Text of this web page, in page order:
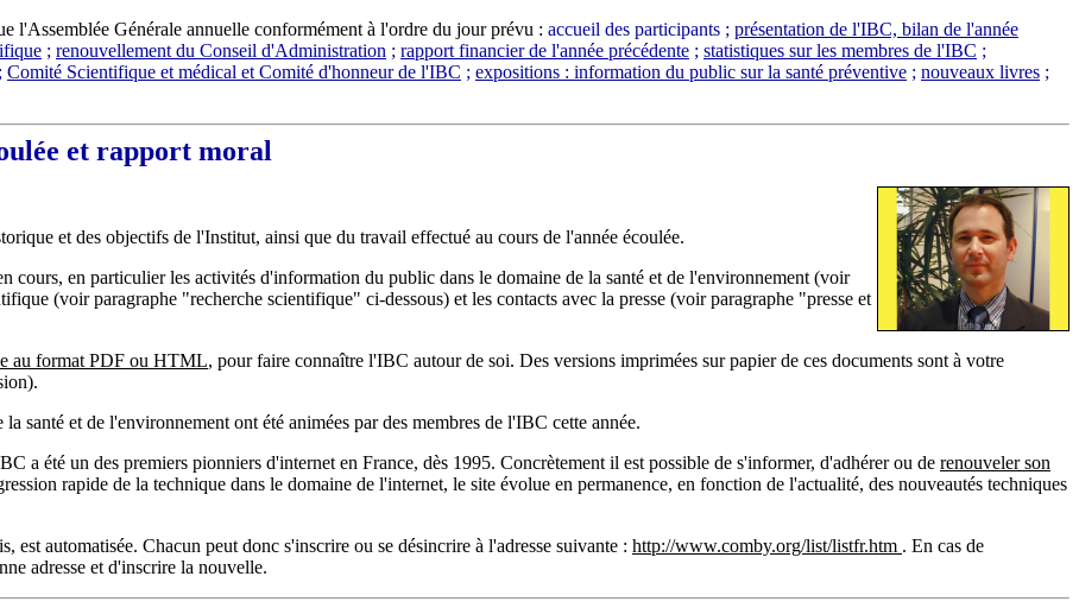
l'Assemblée Générale annuelle conformément à l'ordre du jour prévu : accueil des participants ; présentation de l'IBC, bilan de l'année
; renouvellement du Conseil d'Administration ; rapport financier de l'année précédente ; statistiques sur les membres de l'IBC ;
; Comité Scientifique et médical et Comité d'honneur de l'IBC ; expositions : information du public sur la santé préventive ; nouveaux livres ;
et rapport moral
et des objectifs de l'Institut, ainsi que du travail effectué au cours de l'année écoulée.
cours, en particulier les activités d'information du public dans le domaine de la santé et de l'environnement (voir
(voir paragraphe "recherche scientifique" ci-dessous) et les contacts avec la presse (voir paragraphe "presse et
au format PDF ou HTML, pour faire connaître l'IBC autour de soi. Des versions imprimées sur papier de ces documents sont à votre
santé et de l'environnement ont été animées par des membres de l'IBC cette année.
a été un des premiers pionniers d'internet en France, dès 1995. Concrètement il est possible de s'informer, d'adhérer ou de renouveler son
rapide de la technique dans le domaine de l'internet, le site évolue en permanence, en fonction de l'actualité, des nouveautés techniques
automatisée. Chacun peut donc s'inscrire ou se désincrire à l'adresse suivante : http://www.comby.org/list/listfr.htm . En cas de
adresse et d'inscrire la nouvelle.